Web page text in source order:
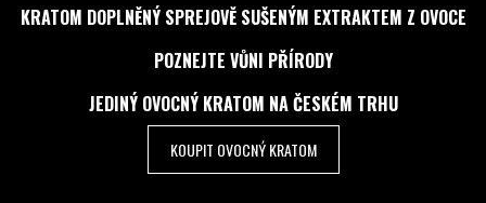
KRATOM DOPLNĚNÝ SPREJOVĚ SUŠENÝM EXTRAKTEM Z OVOCE
POZNEJTE VŮNI PŘÍRODY
JEDINÝ OVOCNÝ KRATOM NA ČESKÉM TRHU
KOUPIT OVOCNÝ KRATOM